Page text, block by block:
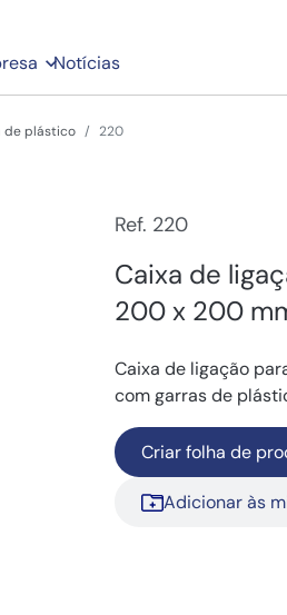
Notícias
de plástico 220
Ref. 220
Caixa de
200 x 200
Caixa de ligação
com garras de
Criar folha de
Adicionar às